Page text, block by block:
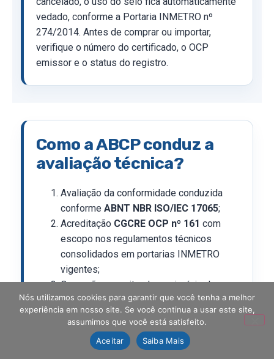
vedado, conforme a Portaria INMETRO nº
274/2014. Antes de comprar ou importar,
verifique o número do certificado, o OCP
emissor e o status do registro.
Como a ABCP conduz a
avaliação técnica?
Avaliação da conformidade conduzida
conforme ABNT NBR ISO/IEC 17065;
Acreditação CGCRE OCP nº 161 com
escopo nos regulamentos técnicos
consolidados em portarias INMETRO
vigentes;
Operação respeitando o princípio da
imparcialidade (cláusula 4.2 NBR ISO/IEC
17065);
Análise técnica documental do produto e
dos relatórios de ensaio produzidos por
Nós utilizamos cookies para garantir que você tenha a melhor
experiência em nosso site. Se você continua a usar este site,
assumimos que você está satisfeito.
Aceitar
Saiba Mais